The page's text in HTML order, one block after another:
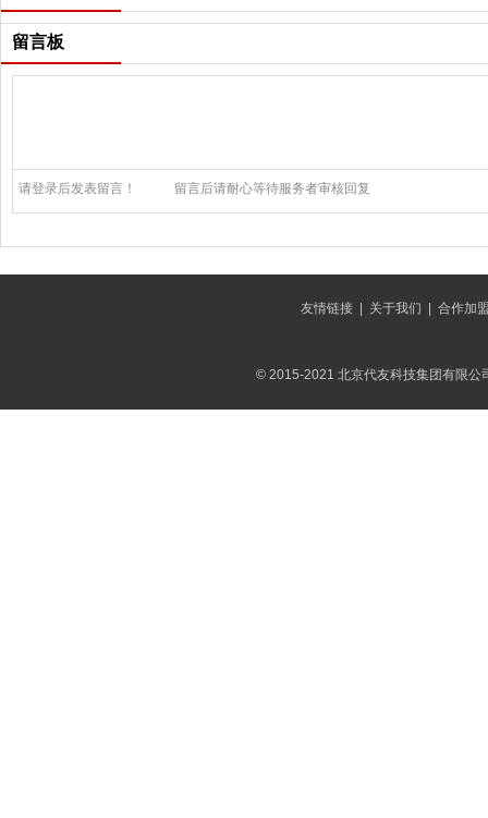
留言板
请登录后发表留言！ 留言后请耐心等待服务者审核回复
友情链接| 关于我们 合作加
© 2015-2021 北京代友科技集团有限